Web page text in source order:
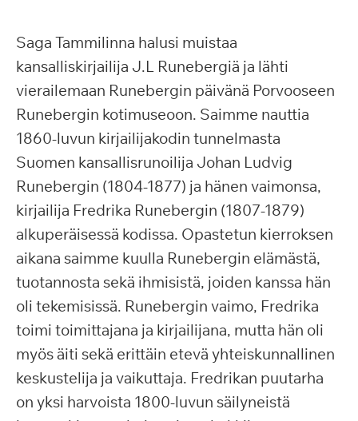
Saga Tammilinna halusi muistaa
kansalliskirjailija J.L Runebergiä ja lähti
vierailemaan Runebergin päivänä Porvooseen
Runebergin kotimuseoon. Saimme nauttia
1860-luvun kirjailijakodin tunnelmasta
Suomen kansallisrunoilija Johan Ludvig
Runebergin (1804-1877) ja hänen vaimonsa,
kirjailija Fredrika Runebergin (1807-1879)
alkuperäisessä kodissa. Opastetun kierroksen
aikana saimme kuulla Runebergin elämästä,
tuotannosta sekä ihmisistä, joiden kanssa hän
oli tekemisissä. Runebergin vaimo, Fredrika
toimi toimittajana ja kirjailijana, mutta hän oli
myös äiti sekä erittäin etevä yhteiskunnallinen
keskustelija ja vaikuttaja. Fredrikan puutarha
on yksi harvoista 1800-luvun säilyneistä